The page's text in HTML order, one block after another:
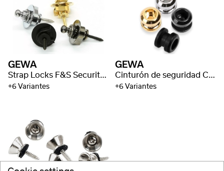
GEWA
Strap Locks F&S Security Lock
+6 Variantes
GEWA
Cinturón de seguridad Cierre de seguridad F&S
+6 Variantes